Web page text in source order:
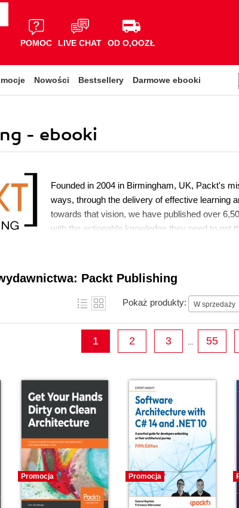
POMOC LIVE CHAT OD O,OOZŁ
Nowości Bestsellery Darmowe ebooki
- ebooki
Founded in 2004 in Birmingham, UK, Packt's
ways, through the delivery of effective learning
towards that vision, we have published over
with the actionable knowledge they need to get
emerging technology or optimizing key skills in
projects become household names along the
Packt Publishing
Pokaż produkty: W sprzedaży
1 2 3 ... 55
Promocja Promocja